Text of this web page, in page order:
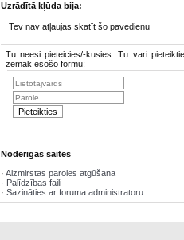
Uzrādītā kļūda bija:
Tev nav atļaujas skatīt šo pavedienu
Tu neesi pieteicies/-kusies. Tu vari
zemāk esošo formu:
Noderīgas saites
· Aizmirstas paroles atgūšana
· Palīdzības faili
· Sazināties ar foruma administratoru